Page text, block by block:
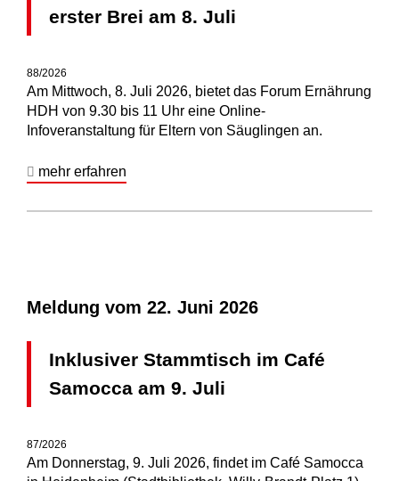
erster Brei am 8. Juli
88/2026
Am Mittwoch, 8. Juli 2026, bietet das Forum Ernährung
HDH von 9.30 bis 11 Uhr eine Online-
Infoveranstaltung für Eltern von Säuglingen an.
mehr erfahren
Meldung vom 22. Juni 2026
Inklusiver Stammtisch im Café
Samocca am 9. Juli
87/2026
Am Donnerstag, 9. Juli 2026, findet im Café Samocca